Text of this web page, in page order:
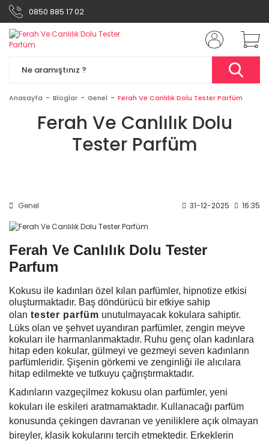
0850 885 17 02
Anasayfa Bloglar Genel Ferah Ve Canlılık Dolu Tester Parfüm
Ferah Ve Canlılık Dolu
Tester Parfüm
Genel 31-12-2025 16:35
Ferah Ve Canlılık Dolu Tester
Parfum
Kokusu ile kadınları özel kılan parfümler, hipnotize etkisi
oluşturmaktadır. Baş döndürücü bir etkiye sahip
olan tester parfüm unutulmayacak kokulara sahiptir.
Lüks olan ve şehvet uyandıran parfümler, zengin meyve
kokuları ile harmanlanmaktadır. Ruhu genç olan kadınlara
hitap eden kokular, gülmeyi ve gezmeyi seven kadınların
parfümleridir. Şişenin görkemi ve zenginliği ile alıcılara
hitap edilmekte ve tutkuyu çağrıştırmaktadır.
Kadınların vazgeçilmez kokusu olan parfümler, yeni
kokuları ile eskileri aratmamaktadır. Kullanacağı parfüm
konusunda çekingen davranan ve yeniliklere açık olmayan
bireyler, klasik kokularını tercih etmektedir. Erkeklerin